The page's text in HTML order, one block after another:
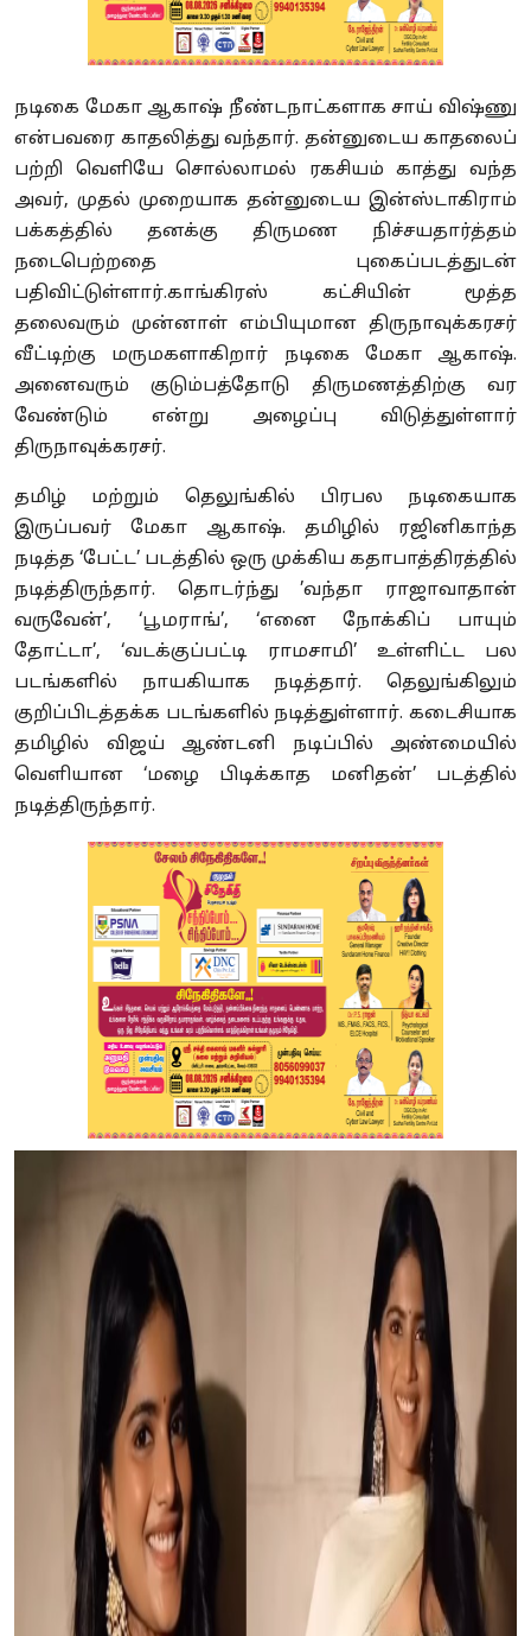
நடிகை மேகா ஆகாஷ் நீண்டநாட்களாக சாய் விஷ்ணு
என்பவரை காதலித்து வந்தார். தன்னுடைய காதலைப்
பற்றி வெளியே சொல்லாமல் ரகசியம் காத்து வந்த
அவர், முதல் முறையாக தன்னுடைய இன்ஸ்டாகிராம்
பக்கத்தில் தனக்கு திருமண நிச்சயதார்த்தம்
நடைபெற்றதை புகைப்படத்துடன்
பதிவிட்டுள்ளார்.காங்கிரஸ் கட்சியின் மூத்த
தலைவரும் முன்னாள் எம்பியுமான திருநாவுக்கரசர்
வீட்டிற்கு மருமகளாகிறார் நடிகை மேகா ஆகாஷ்.
அனைவரும் குடும்பத்தோடு திருமணத்திற்கு வர
வேண்டும் என்று அழைப்பு விடுத்துள்ளார்
திருநாவுக்கரசர்.
தமிழ் மற்றும் தெலுங்கில் பிரபல நடிகையாக
இருப்பவர் மேகா ஆகாஷ். தமிழில் ரஜினிகாந்த
நடித்த ‘பேட்ட’ படத்தில் ஒரு முக்கிய கதாபாத்திரத்தில்
நடித்திருந்தார். தொடர்ந்து ’வந்தா ராஜாவாதான்
வருவேன்’, ‘பூமராங்’, ‘எனை நோக்கிப் பாயும்
தோட்டா’, ‘வடக்குப்பட்டி ராமசாமி’ உள்ளிட்ட பல
படங்களில் நாயகியாக நடித்தார். தெலுங்கிலும்
குறிப்பிடத்தக்க படங்களில் நடித்துள்ளார். கடைசியாக
தமிழில் விஜய் ஆண்டனி நடிப்பில் அண்மையில்
வெளியான ‘மழை பிடிக்காத மனிதன்’ படத்தில்
நடித்திருந்தார்.